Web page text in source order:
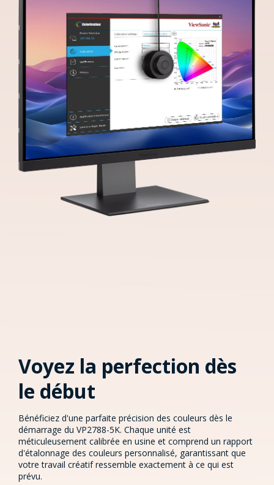
Voyez la perfection dès
le début
Bénéficiez d'une parfaite précision des couleurs dès le
démarrage du VP2788-5K. Chaque unité est
méticuleusement calibrée en usine et comprend un rapport
d'étalonnage des couleurs personnalisé, garantissant que
votre travail créatif ressemble exactement à ce qui est
prévu.